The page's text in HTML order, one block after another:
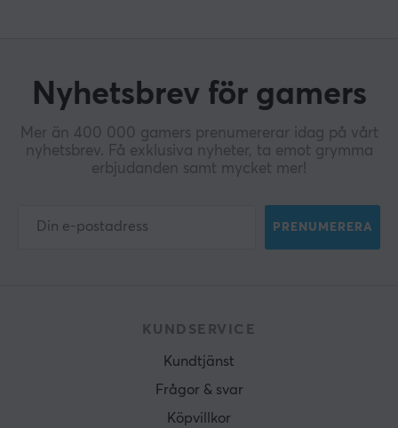
Nyhetsbrev för gamers
Mer än 400 000 gamers prenumererar idag på vårt
nyhetsbrev. Få exklusiva nyheter, ta emot grymma
erbjudanden samt mycket mer!
PRENUMERERA
KUNDSERVICE
Kundtjänst
Frågor & svar
Köpvillkor